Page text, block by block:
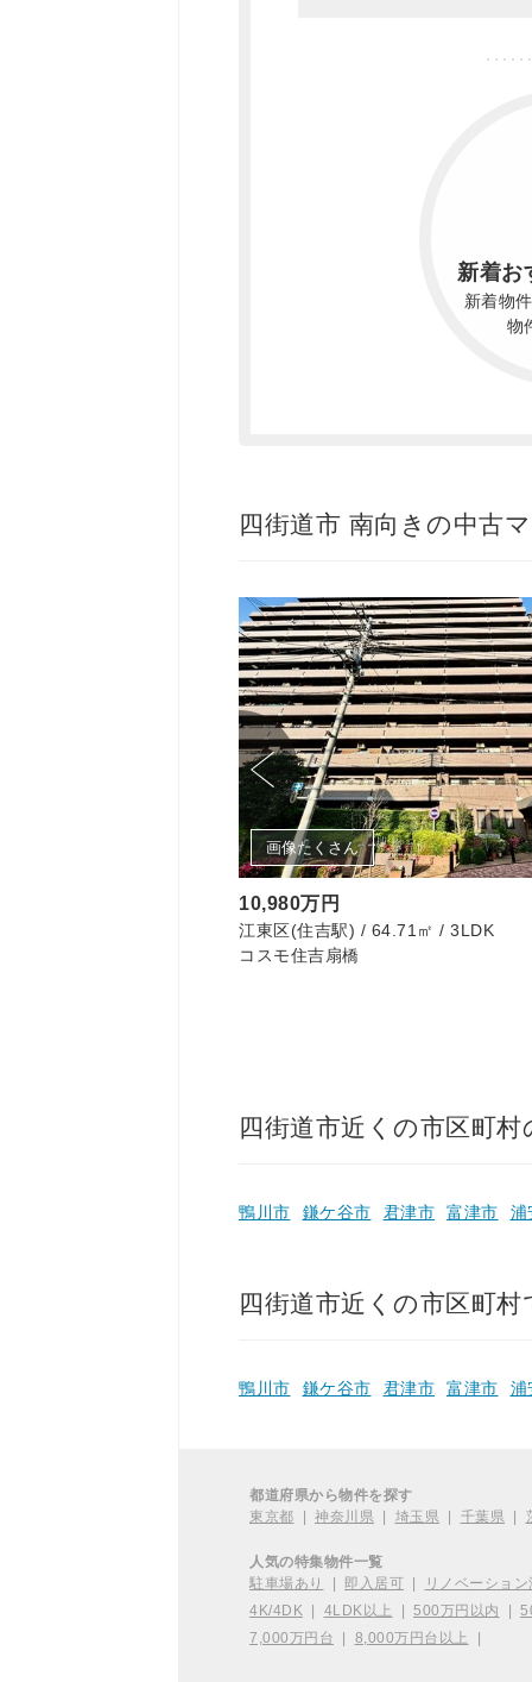
新着お
新着物
物
四街道市 南向きの中古
画像たくさん
10,980万円
江東区(住吉駅) / 64.71㎡ / 3LDK
コスモ住吉扇橋
四街道市近くの市区町村
鴨川市 鎌ケ谷市 君津市 富津市 浦
四街道市近くの市区町
鴨川市 鎌ケ谷市 君津市 富津市 浦
都道府県から物件を探す
東京都
神奈川県 埼玉県 千葉県
人気の特集物件一覧
駐車場あり
即入居可 リノベーション
4K/4DK
4LDK以上 500万円以内
7,000万円台
8,000万円台以上